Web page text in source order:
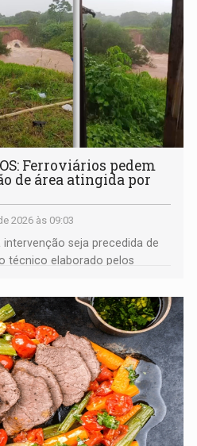
Ferroviários pedem
de área atingida por
2026 às 09:03
seja precedida de
técnico elaborado pelos